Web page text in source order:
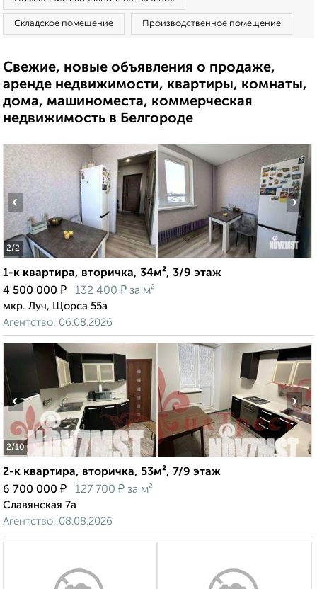
Складское помещение Производственное помещение
Свежие, новые объявления о продаже,
аренде недвижимости, квартиры, комнаты,
дома, машиноместа, коммерческая
недвижимость в Белгороде
2/2
‹ ›
1-к квартира, вторичка, 34м², 3/9 этаж
4 500 000 ₽ 132 400 ₽ за м²
мкр. Луч, Щорса 55а
Агентство, 06.08.2026
2/10
‹ ›
2-к квартира, вторичка, 53м², 7/9 этаж
6 700 000 ₽ 127 700 ₽ за м²
Славянская 7а
Агентство, 08.08.2026